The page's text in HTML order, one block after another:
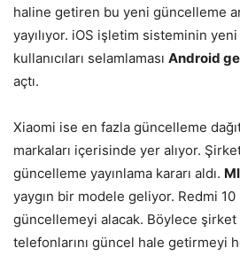
haline getiren bu yeni güncelleme
yayılıyor. iOS işletim sisteminin
kullanıcıları selamlaması Android
açtı.
Xiaomi ise en fazla güncelleme
markaları içerisinde yer alıyor.
güncelleme yayınlama kararı aldı.
yaygın bir modele geliyor. Redmi
güncellemeyi alacak. Böylece şirket
telefonlarını güncel hale getirmeyi